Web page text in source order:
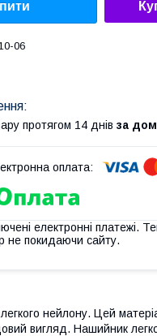
06
протягом 14 днів за
електронні платежі.
не покидаючи сайту.
нейлону. Цей
вигляд. Нашийник